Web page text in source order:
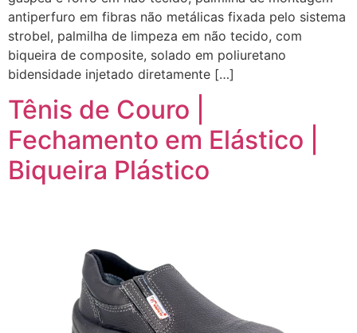
antiperfuro em fibras não metálicas fixada pelo sistema
strobel, palmilha de limpeza em não tecido, com
biqueira de composite, solado em poliuretano
bidensidade injetado diretamente […]
Tênis de Couro |
Fechamento em Elástico |
Biqueira Plástico